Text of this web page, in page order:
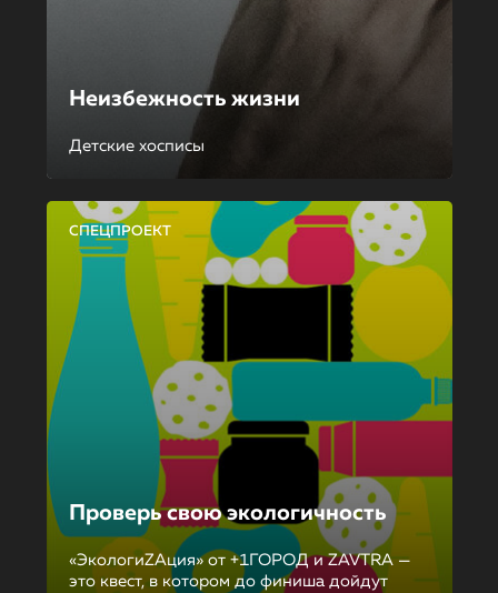
Неизбежность жизни
Детские хосписы
СПЕЦПРОЕКТ
Проверь свою экологичность
«ЭкологиZAция» от +1ГОРОД и ZAVTRA —
это квест, в котором до финиша дойдут